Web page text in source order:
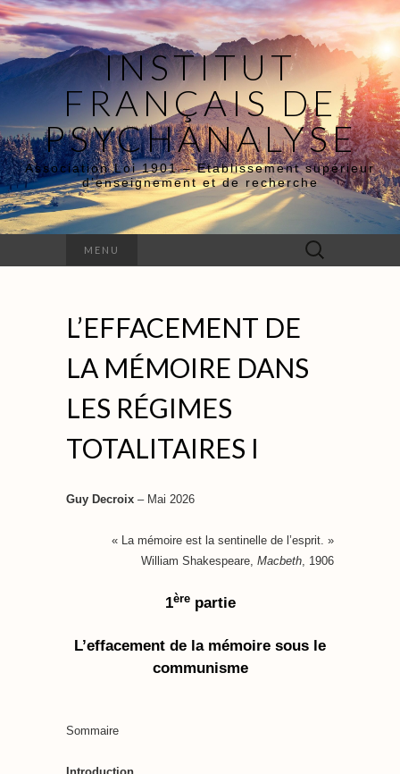
INSTITUT
FRANÇAIS DE
PSYCHANALYSE
Association Loi 1901 – Etablissement supérieur
d’enseignement et de recherche
MENU Rechercher :
L’EFFACEMENT DE
LA MÉMOIRE DANS
LES RÉGIMES
TOTALITAIRES I
Guy Decroix – Mai 2026
« La mémoire est la sentinelle de l’esprit. »
William Shakespeare, Macbeth, 1906
1èrepartie
L’effacement de la mémoire sous le
communisme
Sommaire